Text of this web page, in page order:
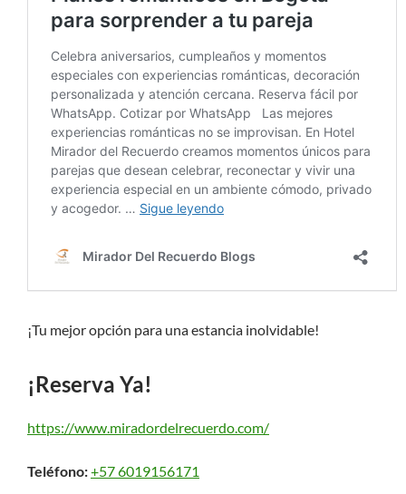
¡Tu mejor opción para una estancia inolvidable!
¡Reserva Ya!
https://www.miradordelrecuerdo.com/
Teléfono:+57 6019156171